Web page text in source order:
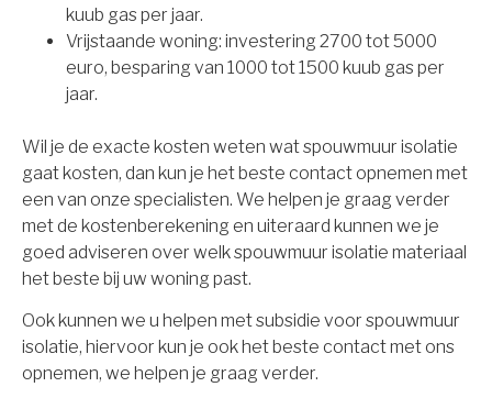
kuub gas per jaar.
Vrijstaande woning: investering 2700 tot 5000
euro, besparing van 1000 tot 1500 kuub gas per
jaar.
Wil je de exacte kosten weten wat spouwmuur isolatie
gaat kosten, dan kun je het beste contact opnemen met
een van onze specialisten. We helpen je graag verder
met de kostenberekening en uiteraard kunnen we je
goed adviseren over welk spouwmuur isolatie materiaal
het beste bij uw woning past.
Ook kunnen we u helpen met subsidie voor spouwmuur
isolatie, hiervoor kun je ook het beste contact met ons
opnemen, we helpen je graag verder.